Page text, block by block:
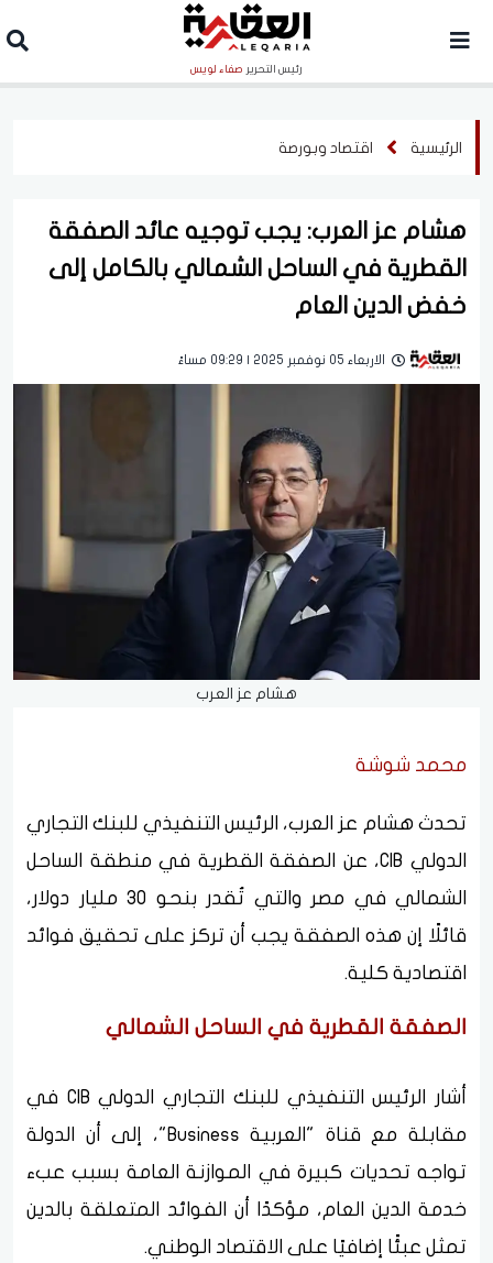
رئيس التحرير صفاء لويس
الرئيسية اقتصاد وبورصة
هشام عز العرب: يجب توجيه عائد الصفقة
القطرية في الساحل الشمالي بالكامل إلى
خفض الدين العام
الاربعاء 05 نوفمبر 2025 | 09:29 مساءً
هشام عز العرب
محمد شوشة
تحدث هشام عز العرب، الرئيس التنفيذي للبنك التجاري
الدولي CIB، عن الصفقة القطرية في منطقة الساحل
الشمالي في مصر والتي تُقدر بنحو 30 مليار دولار،
قائلًا إن هذه الصفقة يجب أن تركز على تحقيق فوائد
اقتصادية كلية.
الصفقة القطرية في الساحل الشمالي
أشار الرئيس التنفيذي للبنك التجاري الدولي CIB في
مقابلة مع قناة "العربية Business"، إلى أن الدولة
تواجه تحديات كبيرة في الموازنة العامة بسبب عبء
خدمة الدين العام، مؤكدًا أن الفوائد المتعلقة بالدين
تمثل عبئًا إضافيًا على الاقتصاد الوطني.